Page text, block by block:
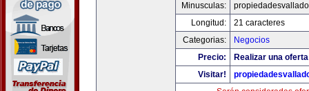
Minusculas:
Longitud:
21 caracteres
Categorias:
Negocios
Precio:
Realizar una
Visitar!